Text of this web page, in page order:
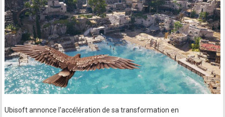
Ubisoft annonce l'accélération de sa transformation en